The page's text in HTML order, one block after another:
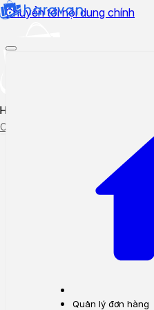
Chuyển tới nội dung chính
Hướng dẫn sử dụng
Cập nhật tính năng mới
Quản lý đơn hàng